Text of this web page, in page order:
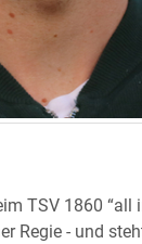
TSV 1860
Regie - und